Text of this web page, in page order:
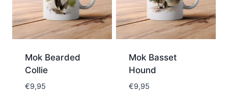
Mok Bearded
Collie
€9,95
Mok Basset
Hound
€9,95